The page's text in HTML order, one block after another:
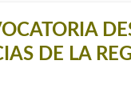
DE LA